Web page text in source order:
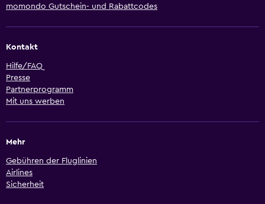
momondo Gutschein- und Rabattcodes
Kontakt
Hilfe/FAQ
Presse
Partnerprogramm
Mit uns werben
Mehr
Gebühren der Fluglinien
Airlines
Sicherheit